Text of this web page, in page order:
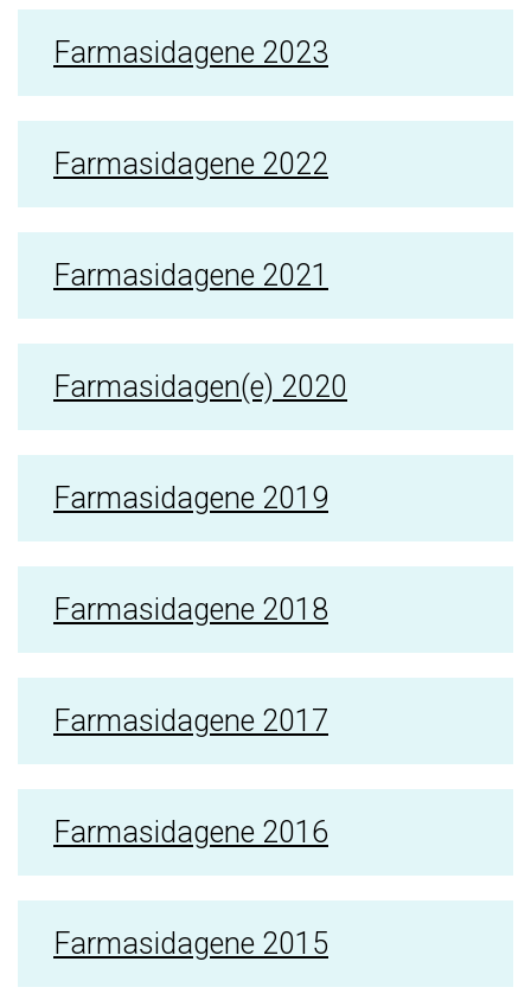
Farmasidagene 2023
Farmasidagene 2022
Farmasidagene 2021
Farmasidagen(e) 2020
Farmasidagene 2019
Farmasidagene 2018
Farmasidagene 2017
Farmasidagene 2016
Farmasidagene 2015